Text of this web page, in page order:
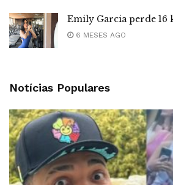
Emily Garcia perde 16
6 MESES AGO
Notícias Populares